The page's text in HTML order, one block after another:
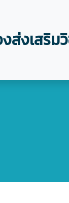
ส่งเสริม